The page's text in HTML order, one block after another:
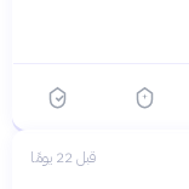
قبل 22 يومًا